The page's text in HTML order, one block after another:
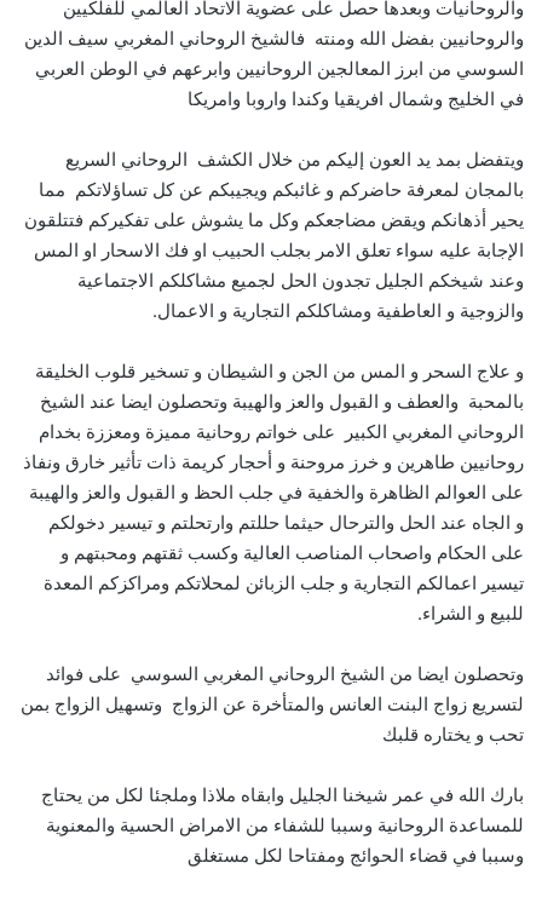
والروحانيات وبعدها حصل على عضوية الاتحاد العالمي للفلكيين
والروحانيين بفضل الله ومنته فالشيخ الروحاني المغربي سيف الدين
السوسي من ابرز المعالجين الروحانيين وابرعهم في الوطن العربي
في الخليج وشمال افريقيا وكندا واروبا وامريكا
ويتفضل بمد يد العون إليكم من خلال الكشف الروحاني السريع
بالمجان لمعرفة حاضركم و غائبكم ويجيبكم عن كل تساؤلاتكم مما
يحير أذهانكم ويقض مضاجعكم وكل ما يشوش على تفكيركم فتتلقون
الإجابة عليه سواء تعلق الامر بجلب الحبيب او فك الاسحار او المس
وعند شيخكم الجليل تجدون الحل لجميع مشاكلكم الاجتماعية
والزوجية و العاطفية ومشاكلكم التجارية و الاعمال.
و علاج السحر و المس من الجن و الشيطان و تسخير قلوب الخليقة
بالمحبة والعطف و القبول والعز والهيبة وتحصلون ايضا عند الشيخ
الروحاني المغربي الكبير على خواتم روحانية مميزة ومعززة بخدام
روحانيين طاهرين و خرز مروحنة و أحجار كريمة ذات تأثير خارق ونفاذ
على العوالم الظاهرة والخفية في جلب الحظ و القبول والعز والهيبة
و الجاه عند الحل والترحال حيثما حللتم وارتحلتم و تيسير دخولكم
على الحكام واصحاب المناصب العالية وكسب ثقتهم ومحبتهم و
تيسير اعمالكم التجارية و جلب الزبائن لمحلاتكم ومراكزكم المعدة
للبيع و الشراء.
وتحصلون ايضا من الشيخ الروحاني المغربي السوسي على فوائد
لتسريع زواج البنت العانس والمتأخرة عن الزواج وتسهيل الزواج بمن
تحب و يختاره قلبك
بارك الله في عمر شيخنا الجليل وابقاه ملاذا وملجئا لكل من يحتاج
للمساعدة الروحانية وسببا للشفاء من الامراض الحسية والمعنوية
وسببا في قضاء الحوائج ومفتاحا لكل مستغلق